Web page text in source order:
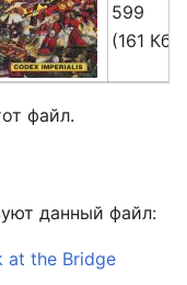
599
(161 Кб)
файл.
данный файл:
at the Bridge